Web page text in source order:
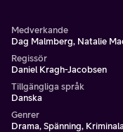
Medverkande
Dag Malmberg, Natalie
Regissör
Daniel Kragh-Jacobsen
Tillgängliga språk
Danska
Genrer
Drama, Spänning,